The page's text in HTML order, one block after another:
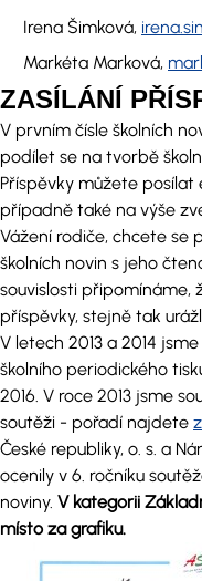
Irena Šimková,
Markéta Marková,
ZASÍLÁNÍ
V prvním čísle školních
podílet se na tvorbě
Příspěvky můžete posílat
případně také na výše
Vážení rodiče, chcete se
školních novin s jeho
souvislosti připomínáme,
příspěvky, stejně tak
V letech 2013 a 2014
školního periodického
2016. V roce 2013 jsme
soutěži - pořadí najdete
České republiky, o. s. a
ocenily v 6. ročníku
noviny. V kategorii
místo za grafiku.